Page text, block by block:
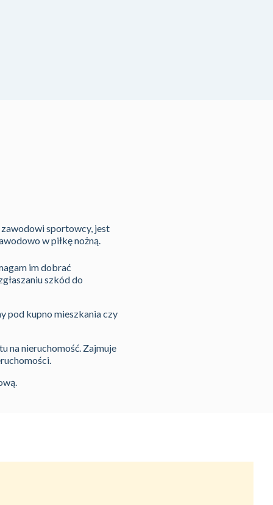
sportowcy, jest
w piłkę nożną.
im dobrać
szkód do
pod kupno mieszkania czy
na nieruchomość. Zajmuje